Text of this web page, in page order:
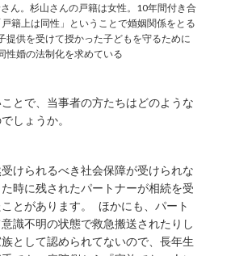
ん。杉山さんの戸籍は女性。10年間付き合
籍上は同性」ということで婚姻関係をとる
提供を受けて授かった子どもを守るために
性婚の法制化を求めている
とで、当事者の方たちはどのような
しょうか。
受けられるべき社会保障が受けられな
時に残されたパートナーが相続を受
とがあります。 ほかにも、パート
識不明の状態で救急搬送されたりし
として認められてないので、長年生